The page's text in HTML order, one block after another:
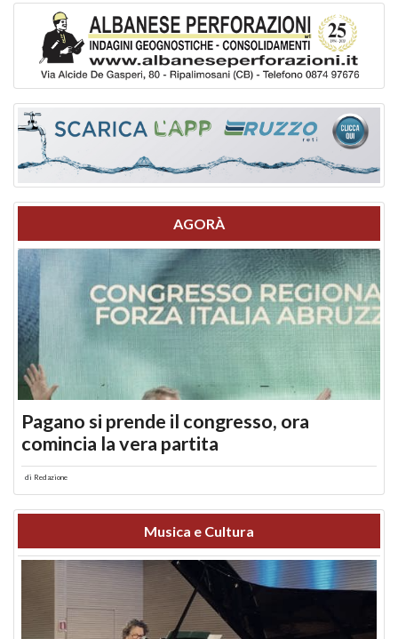
AGORÀ
Pagano si prende il congresso, ora
comincia la vera partita
di Redazione
Musica e Cultura